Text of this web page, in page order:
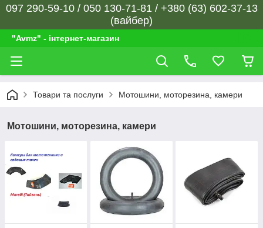
097 290-59-10 / 050 130-71-81 / +380 (63) 602-37-13
(вайбер)
"Avmz" - інтернет-магазин
Товари та послуги Мотошини, моторезина, камери
Мотошини, моторезина, камери